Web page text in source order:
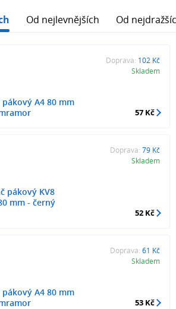
Od nejlevnějších Od
A4 80 mm
Doprava: 102 Kč
Skladem
57 Kč
pákový KV8
mm - černý
Doprava: 79 Kč
Skladem
52 Kč
A4 80 mm
Doprava: 61 Kč
Skladem
53 Kč